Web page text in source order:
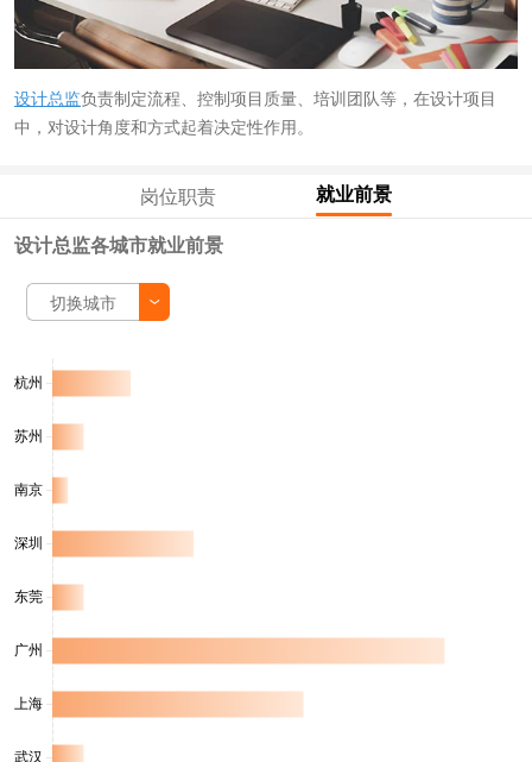
设计总监负责制定流程、控制项目质量、培训团队等，在设计项目
中，对设计角度和方式起着决定性作用。
岗位职责 就业前景
设计总监各城市就业前景
切换城市